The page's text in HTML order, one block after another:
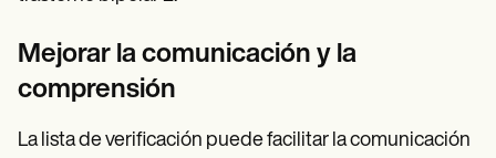
Mejorar la comunicación y la
comprensión
La lista de verificación puede facilitar la comunicación